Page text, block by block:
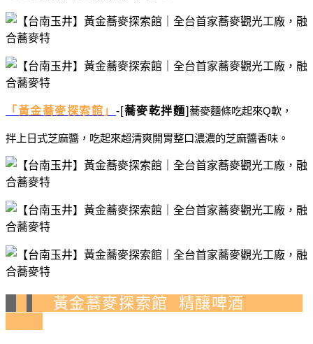
「黃金蕎麥探索館」 -[蕎麥乾拌麵]蕎麥麵條吃起來Q軟，
拌上日式芝麻醬，吃起來超清爽開胃整口濃濃的芝麻醬香味。
黃金蕎麥探索館 精釀啤酒